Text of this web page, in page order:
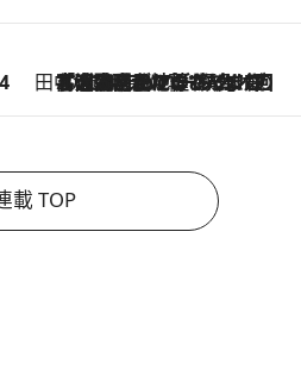
田中稲の勝手に再ブーム
2026.8.7
「湘南乃風に憧れて」観客大盛上がりの“タオル回し”に、ラッパー顔負けの高速歌唱まで…さだまさし（74）のアグレッシブすぎる現在地
載 TOP